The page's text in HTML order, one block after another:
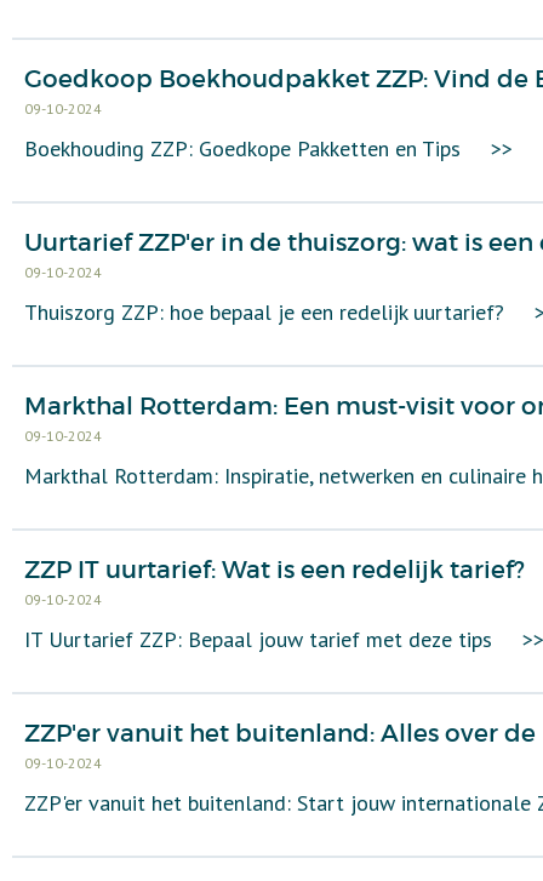
Goedkoop Boekhoudpakket ZZP: Vind de
09-10-2024
Boekhouding ZZP: Goedkope Pakketten en Tips >>
Uurtarief ZZP'er in de thuiszorg: wat is een
09-10-2024
Thuiszorg ZZP: hoe bepaal je een redelijk uurtarief?
Markthal Rotterdam: Een must-visit voor
09-10-2024
Markthal Rotterdam: Inspiratie, netwerken en
ZZP IT uurtarief: Wat is een redelijk tarief?
09-10-2024
IT Uurtarief ZZP: Bepaal jouw tarief met deze tips >>
ZZP'er vanuit het buitenland: Alles over
09-10-2024
ZZP'er vanuit het buitenland: Start jouw internationale